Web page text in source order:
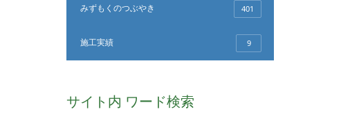
みずもくのつぶやき 401
施工実績 9
サイト内 ワード検索